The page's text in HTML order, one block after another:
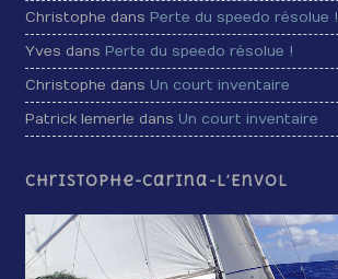
Christophe dans Perte du speedo résolue !
Yves dans Perte du speedo résolue !
Christophe dans Un court inventaire
Patrick lemerle dans Un court inventaire
Christophe-Carina-L’Envol